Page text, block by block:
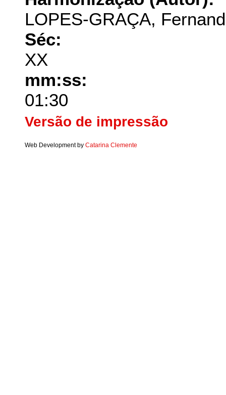
LOPES-GRAÇA,
Séc:
XX
mm:ss:
01:30
Versão de impressão
Web Development by Catarina Clemente